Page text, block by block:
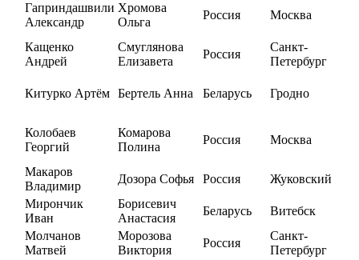
Гаприндашвили
Александр
Хромова
Ольга
Россия Москва
Кащенко
Андрей
Смуглянова
Елизавета
Россия
Санкт-
Петербург
Китурко Артём Бертель Анна Беларусь Гродно
Колобаев
Георгий
Комарова
Полина
Россия Москва
Макаров
Владимир
Дозора Софья Россия
Жуковский
Мирончик
Иван
Борисевич
Анастасия
Беларусь
Витебск
Молчанов
Матвей
Морозова
Виктория
Россия
Санкт-
Петербург